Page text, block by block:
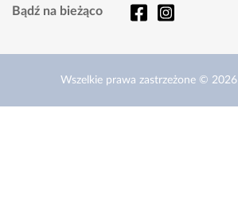
Bądź na bieżąco
Wszelkie prawa zastrzeżone © 2026